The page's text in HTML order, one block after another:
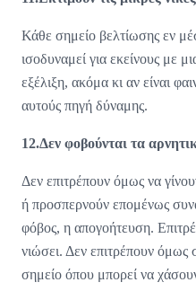
Κάθε σημείο βελτίωσης εν
ισοδυναμεί για εκείνους με
εξέλιξη, ακόμα κι αν είναι
αυτούς πηγή δύναμης.
12.Δεν φοβούνται τα
Δεν επιτρέπουν όμως να
ή προσπερνούν επομένως
φόβος, η απογοήτευση.
νιώσει. Δεν επιτρέπουν
σημείο όπου μπορεί να